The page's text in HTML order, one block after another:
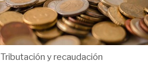
Tributación y recaudación